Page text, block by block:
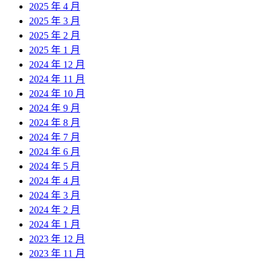
2025 年 4 月
2025 年 3 月
2025 年 2 月
2025 年 1 月
2024 年 12 月
2024 年 11 月
2024 年 10 月
2024 年 9 月
2024 年 8 月
2024 年 7 月
2024 年 6 月
2024 年 5 月
2024 年 4 月
2024 年 3 月
2024 年 2 月
2024 年 1 月
2023 年 12 月
2023 年 11 月